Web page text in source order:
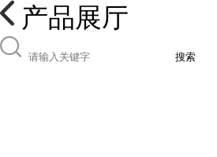
产品展厅
搜索